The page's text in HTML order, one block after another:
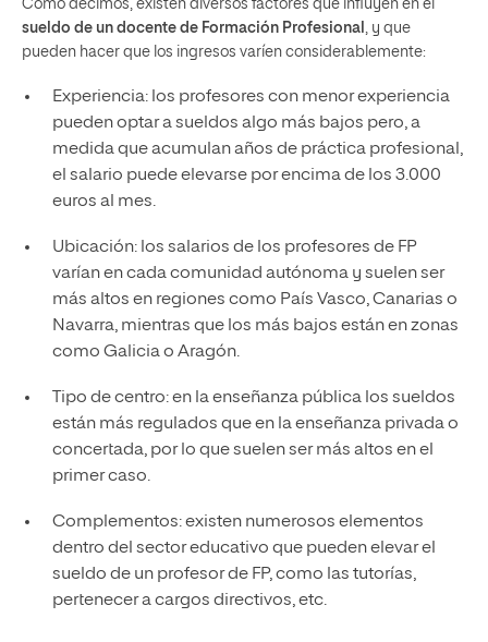
Como decimos, existen diversos factores que influyen en el
sueldo de un docente de Formación Profesional
, y que
pueden hacer que los ingresos varíen considerablemente:
Experiencia: los profesores con menor experiencia
pueden optar a sueldos algo más bajos pero, a
medida que acumulan años de práctica profesional,
el salario puede elevarse por encima de los 3.000
euros al mes.
Ubicación: los salarios de los profesores de FP
varían en cada comunidad autónoma y suelen ser
más altos en regiones como País Vasco, Canarias o
Navarra, mientras que los más bajos están en zonas
como Galicia o Aragón.
Tipo de centro: en la enseñanza pública los sueldos
están más regulados que en la enseñanza privada o
concertada, por lo que suelen ser más altos en el
primer caso.
Complementos: existen numerosos elementos
dentro del sector educativo que pueden elevar el
sueldo de un profesor de FP, como las tutorías,
pertenecer a cargos directivos, etc.